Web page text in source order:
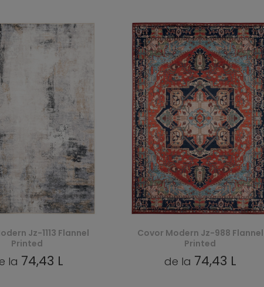
Jz-1113 Flannel
Printed
la 74,43 L
Covor Modern Jz-988 Flannel
Printed
de la 74,43 L